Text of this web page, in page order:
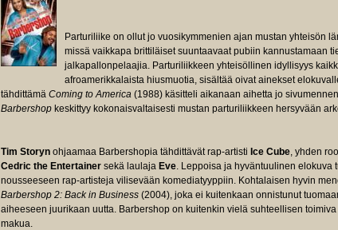
Parturiliike on ollut jo vuosikymmenien ajan mustan yhteisön
missä vaikkapa brittiläiset suuntaavaat pubiin kannustamaan
jalkapallonpelaajia. Parturiliikkeen yhteisöllinen idyllisyys
afroamerikkalaista hiusmuotia, sisältää oivat ainekset
tähdittämä Coming to America (1988) käsitteli aikanaan aihetta jo
Barbershop keskittyy kokonaisvaltaisesti mustan parturiliikkeen hersyvään
Tim Storyn ohjaamaa Barbershopia tähdittävät rap-artisti Ice Cube, yhden
Cedric the Entertainer sekä laulaja Eve. Leppoisa ja hyväntuulinen elokuva
nousseeseen rap-artisteja vilisevään komediatyyppiin. Kohtalaisen hyvin
Barbershop 2: Back in Business (2004), joka ei kuitenkaan onnistunut
aiheeseen juurikaan uutta. Barbershop on kuitenkin vielä suhteellisen
makua.